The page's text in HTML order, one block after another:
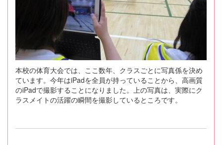
本校の体育大会では、ここ数年、クラスごとに写真係を決め
ています。今年はiPadを全員が持っていることから、高画質
のiPadで撮影することになりました。上の写真は、実際にク
ラスメイトの活躍の瞬間を撮影しているところです。